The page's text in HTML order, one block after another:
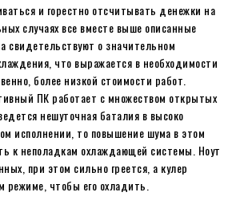
и горестно отсчитывать денежки на
случаях все вместе выше описанные
свидетельствуют о значительном
что выражается в необходимости
более низкой стоимости работ.
ПК работает с множеством открытых
нешуточная баталия в высоко
исполнении, то повышение шума в этом
к неполадкам охлаждающей системы. Ноут
при этом сильно греется, а кулер
режиме, чтобы его охладить.